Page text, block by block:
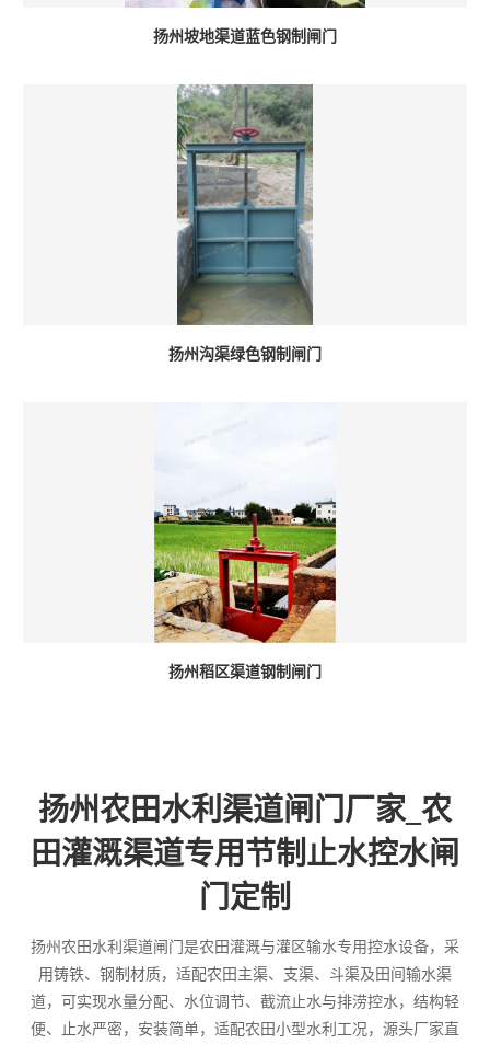
扬州坡地渠道蓝色钢制闸门
扬州沟渠绿色钢制闸门
扬州稻区渠道钢制闸门
扬州农田水利渠道闸门厂家_农
田灌溉渠道专用节制止水控水闸
门定制
扬州农田水利渠道闸门是农田灌溉与灌区输水专用控水设备，采
用铸铁、钢制材质，适配农田主渠、支渠、斗渠及田间输水渠
道，可实现水量分配、水位调节、截流止水与排涝控水，结构轻
便、止水严密，安装简单，适配农田小型水利工况，源头厂家直